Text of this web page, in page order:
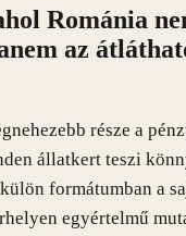
Románia
az
része a
állatkert teszi
formátumban a
egyértelmű